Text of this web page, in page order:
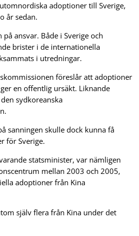
adoptioner till Sverige,
år sedan.
ansvar. Både i Sverige och
brister i de internationella
i utredningar.
föreslår att adoptioner
en offentlig ursäkt. Liknande
sydkoreanska
sanningen skulle dock kunna få
för Sverige.
statsminister, var nämligen
mellan 2003 och 2005,
adoptioner från Kina
själv flera från Kina under det